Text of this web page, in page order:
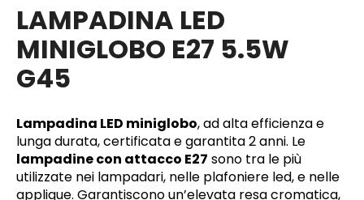
LAMPADINA LED
MINIGLOBO E27 5.5W
G45
Lampadina LED miniglobo, ad alta efficienza e
lunga durata, certificata e garantita 2 anni. Le
lampadine con attacco E27 sono tra le più
utilizzate nei lampadari, nelle plafoniere led, e nelle
applique. Garantiscono un’elevata resa cromatica,